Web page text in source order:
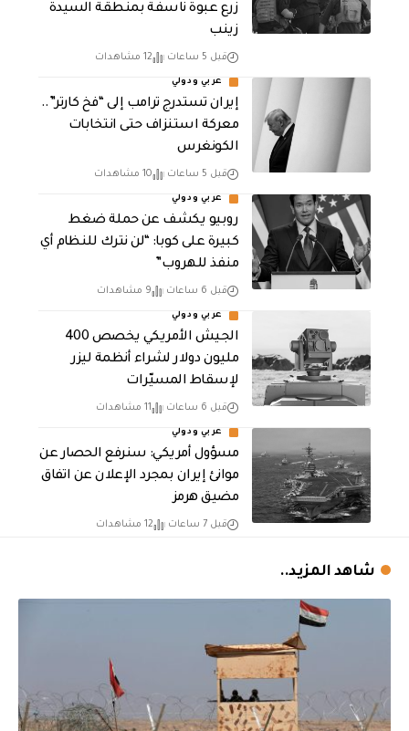
زرع عبوة ناسفة بمنطقة السيدة
زينب
قبل 5 ساعات 12 مشاهدات
عربي ودولي
إيران تستدرج ترامب إلى “فخ كارتر”..
معركة استنزاف حتى انتخابات
الكونغرس
قبل 5 ساعات 10 مشاهدات
عربي ودولي
روبيو يكشف عن حملة ضغط
كبيرة على كوبا: “لن نترك للنظام أي
منفذ للهروب”
قبل 6 ساعات 9 مشاهدات
عربي ودولي
الجيش الأمريكي يخصص 400
مليون دولار لشراء أنظمة ليزر
لإسقاط المسيّرات
قبل 6 ساعات 11 مشاهدات
عربي ودولي
مسؤول أمريكي: سنرفع الحصار عن
موانئ إيران بمجرد الإعلان عن اتفاق
مضيق هرمز
قبل 7 ساعات 12 مشاهدات
شاهد المزيد..